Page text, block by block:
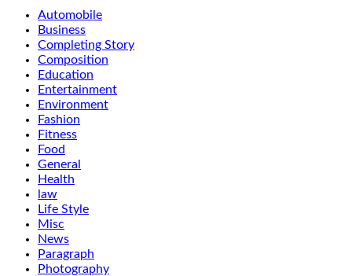
Automobile
Business
Completing Story
Composition
Education
Entertainment
Environment
Fashion
Fitness
Food
General
Health
law
Life Style
Misc
News
Paragraph
Photography